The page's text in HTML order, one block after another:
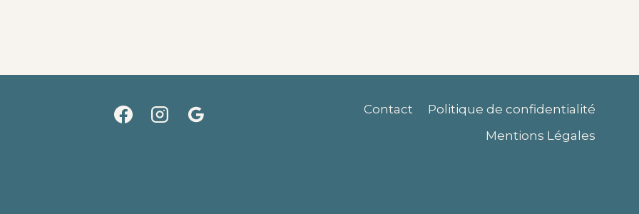
Contact
Politique de confidentialité
Mentions Légales